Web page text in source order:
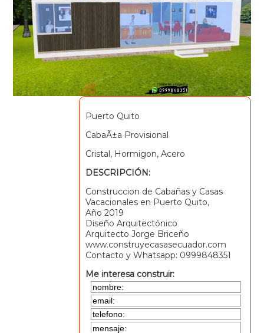
Puerto Quito
CabaÃ±a Provisional
Cristal, Hormigon, Acero
DESCRIPCIÓN:
Construccion de Cabañas y Casas
Vacacionales en Puerto Quito,
Año 2019
Diseño Arquitectónico
Arquitecto Jorge Briceño
www.construyecasasecuador.com
Contacto y Whatsapp: 0999848351
Me interesa construir: